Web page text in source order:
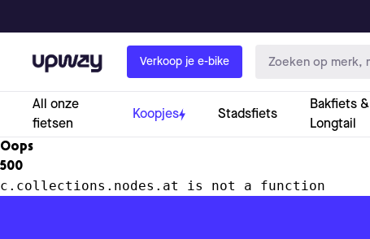
Upway Verkoop je e-bike
All onze
fietsen
Koopjes Stadsfiets
Bakfiets &
Longtail
Oops
500
c.collections.nodes.at is not a function